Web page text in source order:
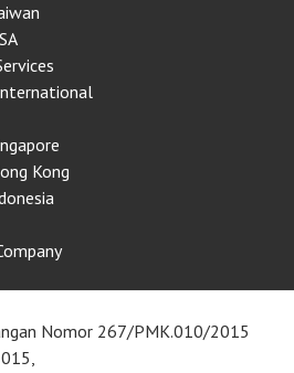
Kong
Nomor 267/PMK.010/2015